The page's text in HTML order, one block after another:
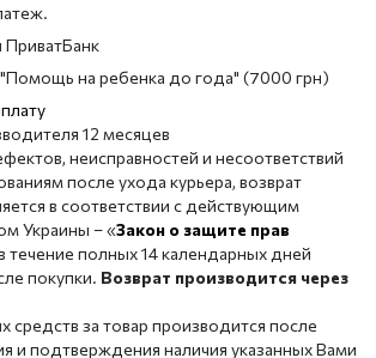
ПриватБанк
на ребенка до года" (7000 грн)
12 месяцев
неисправностей и несоответствий
после ухода курьера, возврат
в соответствии с действующим
Украины – «Закон о защите прав
течение полных 14 календарных дней
покупки. Возврат производится через
средств за товар производится после
и подтверждения наличия указанных Вами